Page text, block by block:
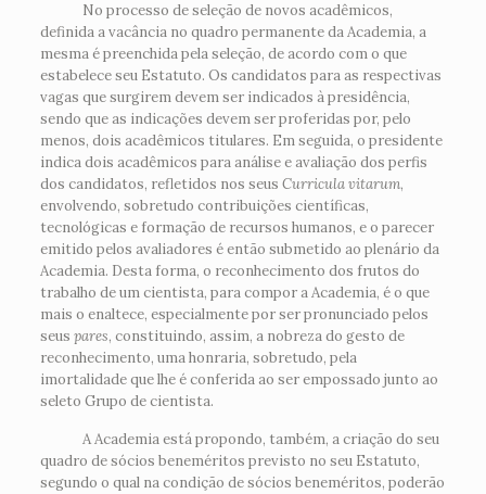
No processo de seleção de novos acadêmicos,
definida a vacância no quadro permanente da Academia, a
mesma é preenchida pela seleção, de acordo com o que
estabelece seu Estatuto. Os candidatos para as respectivas
vagas que surgirem devem ser indicados à presidência,
sendo que as indicações devem ser proferidas por, pelo
menos, dois acadêmicos titulares. Em seguida, o presidente
indica dois acadêmicos para análise e avaliação dos perfis
dos candidatos, refletidos nos seusCurricula vitarum,
envolvendo, sobretudo contribuições científicas,
tecnológicas e formação de recursos humanos, e o parecer
emitido pelos avaliadores é então submetido ao plenário da
Academia. Desta forma, o reconhecimento dos frutos do
trabalho de um cientista, para compor a Academia, é o que
mais o enaltece, especialmente por ser pronunciado pelos
seuspares, constituindo, assim, a nobreza do gesto de
reconhecimento, uma honraria, sobretudo, pela
imortalidade que lhe é conferida ao ser empossado junto ao
seleto Grupo de cientista.
A Academia está propondo, também, a criação do seu
quadro de sócios beneméritos previsto no seu Estatuto,
segundo o qual na condição de sócios beneméritos, poderão